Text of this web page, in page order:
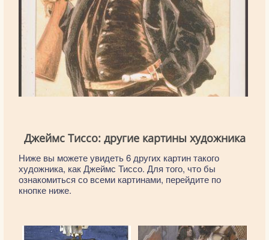
Джеймс Тиссо: другие картины художника
Ниже вы можете увидеть 6 других картин такого
художника, как Джеймс Тиссо. Для того, что бы
ознакомиться со всеми картинами, перейдите по
кнопке ниже.